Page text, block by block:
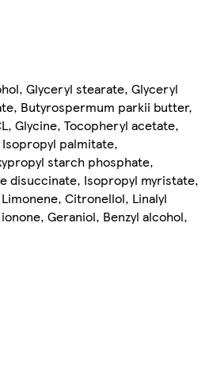
Glyceryl stearate, Glyceryl
Butyrospermum parkii butter,
Glycine, Tocopheryl acetate,
palmitate,
starch phosphate,
disuccinate, Isopropyl myristate,
Citronellol, Linalyl
Geraniol, Benzyl alcohol,